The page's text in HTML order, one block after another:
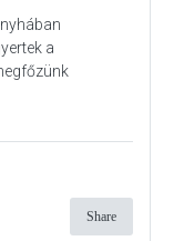
a
Share